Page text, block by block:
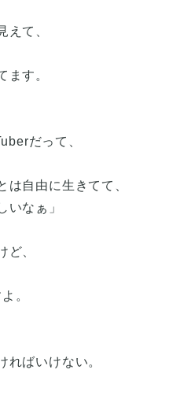
えて、
ます。
だって、
は自由に生きてて、
なぁ」
ど、
。
ればいけない。